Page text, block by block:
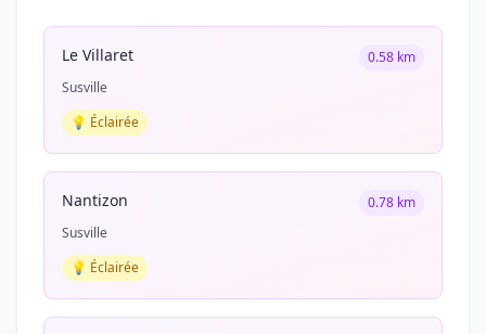
Le Villaret
0.58 km
Susville
💡 Éclairée
Nantizon
0.78 km
Susville
💡 Éclairée